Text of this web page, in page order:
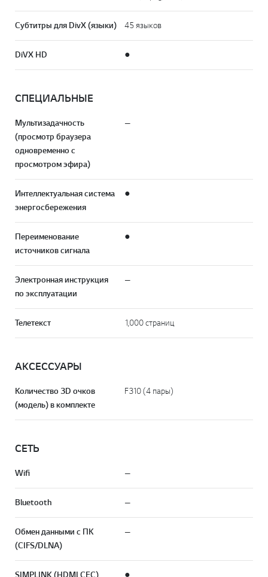
Субтитры для DivX (языки) 45 языков
DiVX HD ●
СПЕЦИАЛЬНЫЕ
Мультизадачность
(просмотр браузера
одновременно с
просмотром эфира)
—
Интеллектуальная система
энергосбережения
●
Переименование
источников сигнала
●
Электронная инструкция
по эксплуатации
—
Телетекст 1,000 страниц
АКСЕССУАРЫ
Количество 3D очков
(модель) в комплекте
F310 (4 пары)
СЕТЬ
Wifi —
Bluetooth —
Обмен данными с ПК
(CIFS/DLNA)
—